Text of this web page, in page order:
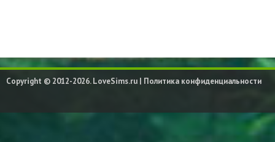
Copyright © 2012-2026. LoveSims.ru | Политика конфиденциальности